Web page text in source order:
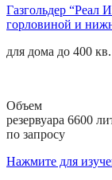
Газгольдер “Реал
горловиной и
для дома до 400
Объем
резервуара 6600
по запросу
Нажмите для